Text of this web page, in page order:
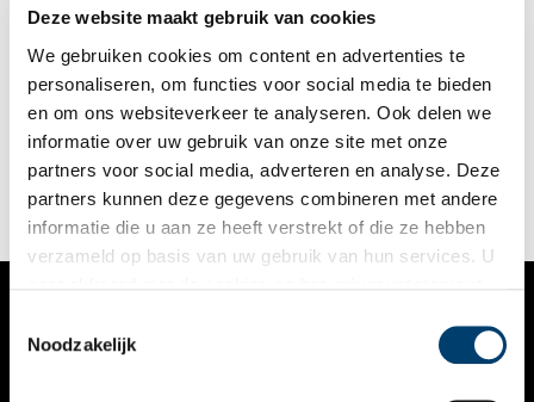
Deze website maakt gebruik van cookies
We gebruiken cookies om content en advertenties te
personaliseren, om functies voor social media te bieden
en om ons websiteverkeer te analyseren. Ook delen we
informatie over uw gebruik van onze site met onze
partners voor social media, adverteren en analyse. Deze
partners kunnen deze gegevens combineren met andere
informatie die u aan ze heeft verstrekt of die ze hebben
verzameld op basis van uw gebruik van hun services. U
Noodzakelijk
De kraamtijd is een bijzondere periode voor een moeder en
haar pasgeboren baby. Vroeger werd de komst van een nieuw
gezinslid anders gevierd dan nu. Geen grote ooievaar in de
tuin, maar een linnen lapje om de deurklopper. En voor het
kraambezoek was er een glas kandeel (alcoholische drank) in
plaats van een beschuit met muisjes. Tijd om een aantal
bijzondere kraamgebruiken uit het verleden toe te lichten.
VERHALEN